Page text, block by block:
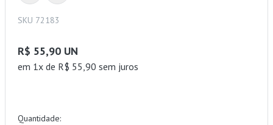
SKU 72183
R$ 55,90 UN
em 1x de R$ 55,90 sem juros
Quantidade: